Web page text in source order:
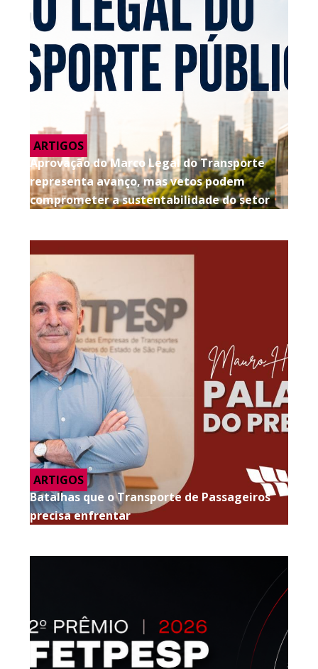
ARTIGOS
Aprovação do Marco Legal do Transporte
representa avanço, mas vetos podem
comprometer a sustentabilidade do setor
ARTIGOS
Batalhas que o Transporte de Passageiros
precisa enfrentar